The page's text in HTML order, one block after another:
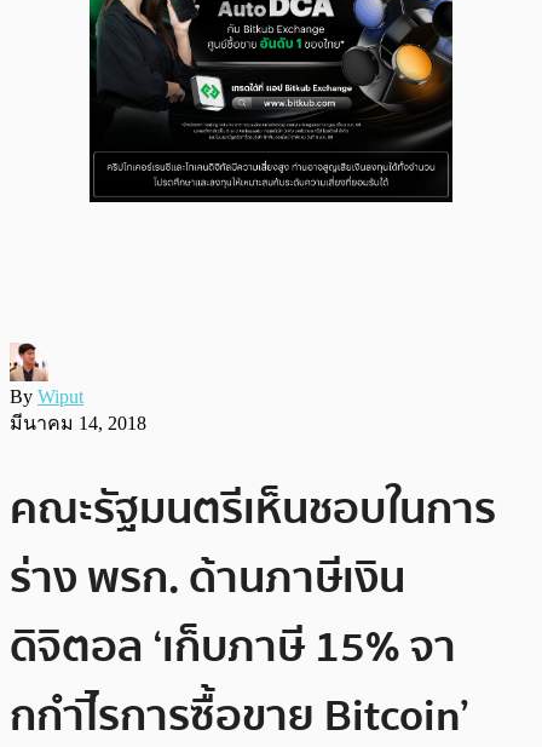
By Wiput
มีนาคม 14, 2018
คณะรัฐมนตรีเห็นชอบในการ
ร่าง พรก. ด้านภาษีเงิน
ดิจิตอล ‘เก็บภาษี 15% จา
กกำไีรการซื้อขาย Bitcoin’